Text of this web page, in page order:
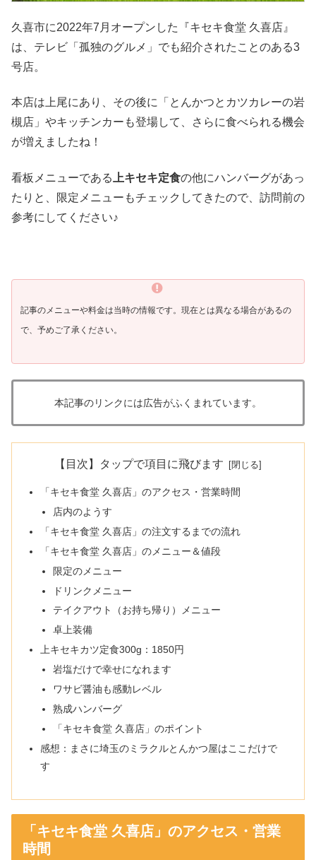
久喜市に2022年7月オープンした『キセキ食堂 久喜店』
は、テレビ「孤独のグルメ」でも紹介されたことのある3
号店。
本店は上尾にあり、その後に「とんかつとカツカレーの岩
槻店」やキッチンカーも登場して、さらに食べられる機会
が増えましたね！
看板メニューである 上キセキ定食の他にハンバーグがあっ
たりと、限定メニューもチェックしてきたので、訪問前の
参考にしてください♪
記事のメニューや料金は当時の情報です。現在とは異なる場合があるの
で、予めご了承ください。
本記事のリンクには広告がふくまれています。
【目次】タップで項目に飛びます
「キセキ食堂 久喜店」のアクセス・営業時間
店内のようす
「キセキ食堂 久喜店」の注文するまでの流れ
「キセキ食堂 久喜店」のメニュー＆値段
限定のメニュー
ドリンクメニュー
テイクアウト（お持ち帰り）メニュー
卓上装備
上キセキカツ定食300g：1850円
岩塩だけで幸せになれます
ワサビ醤油も感動レベル
熟成ハンバーグ
「キセキ食堂 久喜店」のポイント
感想：まさに埼玉のミラクルとんかつ屋はここだけで
す
「キセキ食堂 久喜店」のアクセス・営業
時間